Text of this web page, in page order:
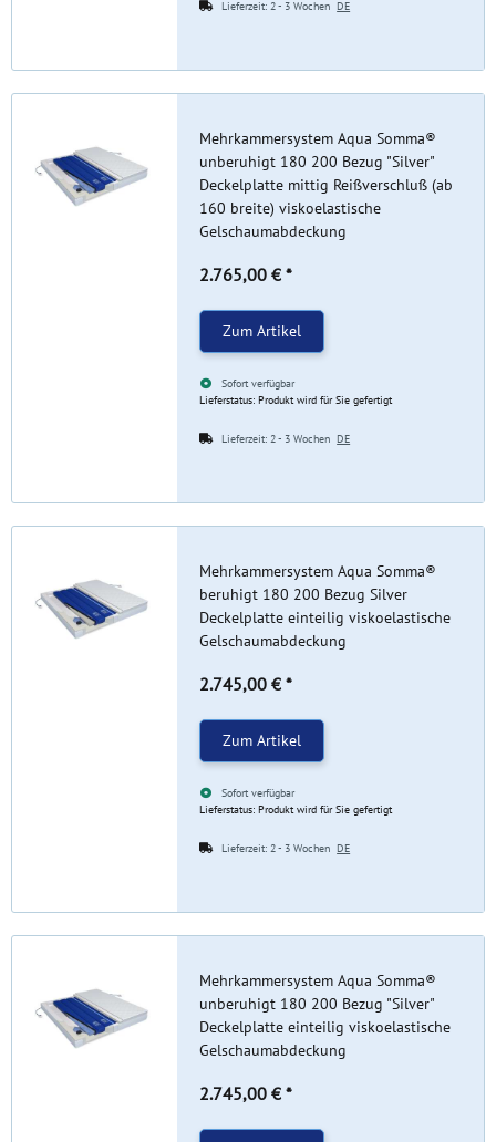
Lieferzeit:2 - 3 WochenDE
Mehrkammersystem Aqua Somma®
unberuhigt 180 200 Bezug "Silver"
Deckelplatte mittig Reißverschluß (ab
160 breite) viskoelastische
Gelschaumabdeckung
2.765,00 € *
Zum Artikel
Sofort verfügbar
Lieferstatus: Produkt wird für Sie gefertigt
Lieferzeit:2 - 3 WochenDE
Mehrkammersystem Aqua Somma®
beruhigt 180 200 Bezug Silver
Deckelplatte einteilig viskoelastische
Gelschaumabdeckung
2.745,00 € *
Zum Artikel
Sofort verfügbar
Lieferstatus: Produkt wird für Sie gefertigt
Lieferzeit:2 - 3 WochenDE
Mehrkammersystem Aqua Somma®
unberuhigt 180 200 Bezug "Silver"
Deckelplatte einteilig viskoelastische
Gelschaumabdeckung
2.745,00 € *